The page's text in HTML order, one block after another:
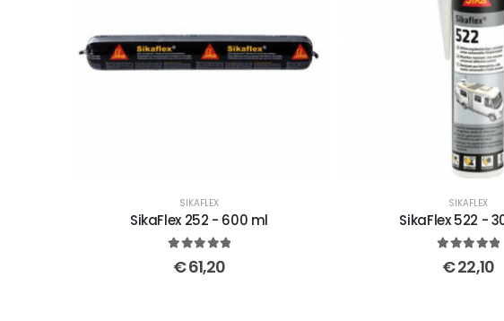
SIKAFLEX
SikaFlex 252 - 600 ml
out of 5
€61,20
SIKAFLEX
SikaFlex 522 -
out of 5
€22,10